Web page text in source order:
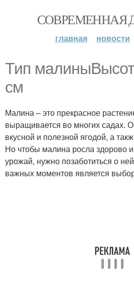
СОВРЕМЕННАЯ
главная новости
Тип
см
Малина – это прекрасное
выращивается во многих садах.
вкусной и полезной ягодой, а
Но чтобы малина росла здорово
урожай, нужно позаботиться о
важных моментов является